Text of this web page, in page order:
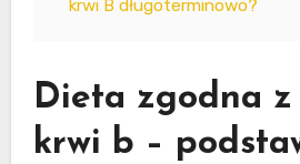
krwi B długoterminowo?
Dieta zgodna
krwi b –